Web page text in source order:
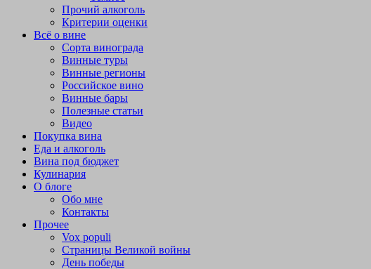
Прочий алкоголь
Критерии оценки
Всё о вине
Сорта винограда
Винные туры
Винные регионы
Российское вино
Винные бары
Полезные статьи
Видео
Покупка вина
Еда и алкоголь
Вина под бюджет
Кулинария
О блоге
Обо мне
Контакты
Прочее
Vox populi
Страницы Великой войны
День победы